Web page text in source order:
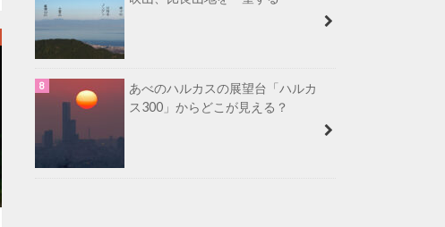
あべのハルカスの展望台「ハルカ
ス300」からどこが見える？